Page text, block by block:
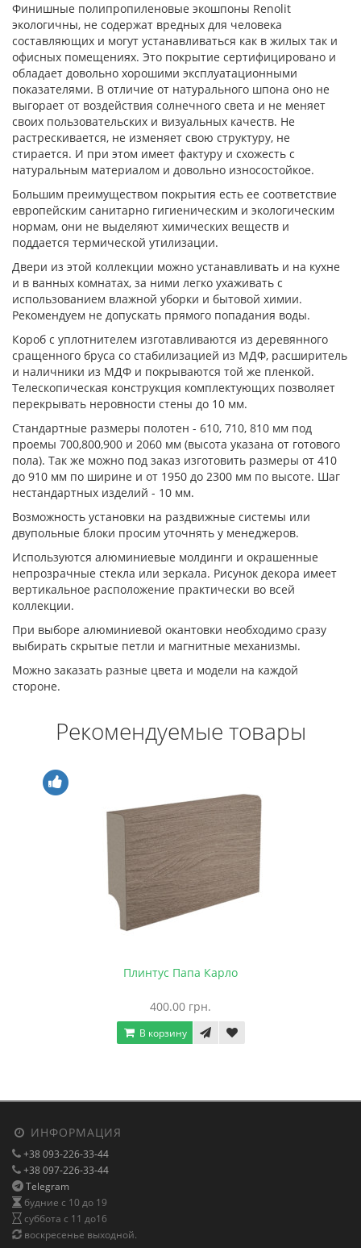
Финишные полипропиленовые экошпоны Renolit
экологичны, не содержат вредных для человека
составляющих и могут устанавливаться как в жилых так и
офисных помещениях. Это покрытие сертифицировано и
обладает довольно хорошими эксплуатационными
показателями. В отличие от натурального шпона оно не
выгорает от воздействия солнечного света и не меняет
своих пользовательских и визуальных качеств. Не
растрескивается, не изменяет свою структуру, не
стирается. И при этом имеет фактуру и схожесть с
натуральным материалом и довольно износостойкое.
Большим преимуществом покрытия есть ее соответствие
европейским санитарно гигиеническим и экологическим
нормам, они не выделяют химических веществ и
поддается термической утилизации.
Двери из этой коллекции можно устанавливать и на кухне
и в ванных комнатах, за ними легко ухаживать с
использованием влажной уборки и бытовой химии.
Рекомендуем не допускать прямого попадания воды.
Короб с уплотнителем изготавливаются из деревянного
сращенного бруса со стабилизацией из МДФ, расширитель
и наличники из МДФ и покрываются той же пленкой.
Телескопическая конструкция комплектующих позволяет
перекрывать неровности стены до 10 мм.
Стандартные размеры полотен - 610, 710, 810 мм под
проемы 700,800,900 и 2060 мм (высота указана от готового
пола). Так же можно под заказ изготовить размеры от 410
до 910 мм по ширине и от 1950 до 2300 мм по высоте. Шаг
нестандартных изделий - 10 мм.
Возможность установки на раздвижные системы или
двупольные блоки просим уточнять у менеджеров.
Используются алюминиевые молдинги и окрашенные
непрозрачные стекла или зеркала. Рисунок декора имеет
вертикальное расположение практически во всей
коллекции.
При выборе алюминиевой окантовки необходимо сразу
выбирать скрытые петли и магнитные механизмы.
Можно заказать разные цвета и модели на каждой
стороне.
Рекомендуемые товары
Плинтус Папа Карло
400.00 грн.
В корзину
ИНФОРМАЦИЯ
+38 093-226-33-44
+38 097-226-33-44
Telegram
будние с 10 до 19
суббота с 11 до16
воскресенье выходной.